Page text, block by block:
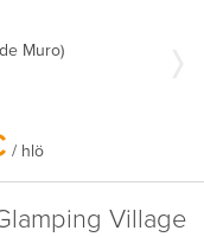
Muro)
/ hlö
Village